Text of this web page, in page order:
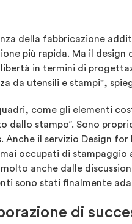
della fabbricazione
più rapida. Ma il
libertà in termini di
da utensili e stampi",
come gli elementi
dallo stampo”. Sono
Anche il servizio Design
occupati di
anche dalle
sono stati finalmente
di